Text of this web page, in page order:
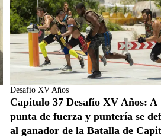
Desafío XV Años
Capítulo 37 Desafío XV Años: A
punta de fuerza y puntería se
al ganador de la Batalla de